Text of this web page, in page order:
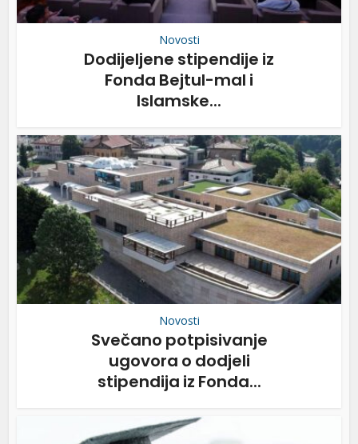
Novosti
Dodijeljene stipendije iz
Fonda Bejtul-mal i
Islamske...
Novosti
Svečano potpisivanje
ugovora o dodjeli
stipendija iz Fonda...